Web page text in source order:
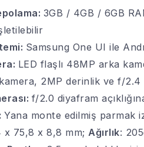
3GB / 4GB / 6GB
Samsung One UI ile
LED flaşlı 48MP arka
kamera, 2MP derinlik ve f/
f/2.0 diyafram
Yana monte edilmiş parmak
x 75,8 x 8,8 mm; Ağırlık: